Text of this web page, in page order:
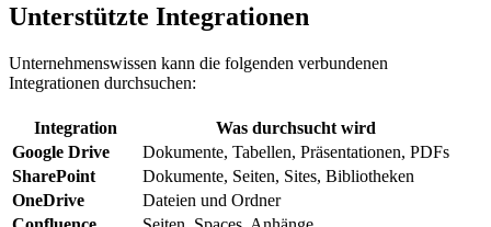
Unterstützte Integrationen
Unternehmenswissen kann die folgenden verbundenen
Integrationen durchsuchen:
Integration
Was durchsucht wird
Google Drive
Dokumente, Tabellen, Präsentationen, PDFs
SharePoint
Dokumente, Seiten, Sites, Bibliotheken
OneDrive
Dateien und Ordner